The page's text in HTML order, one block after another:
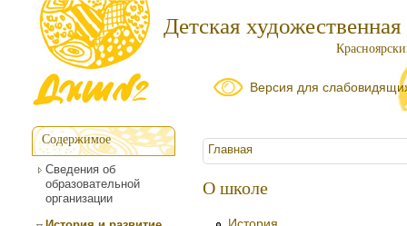
Детская
Версия для
Содержимое
Сведения об
образовательной
организации
Вы здесь
Главная
О школе